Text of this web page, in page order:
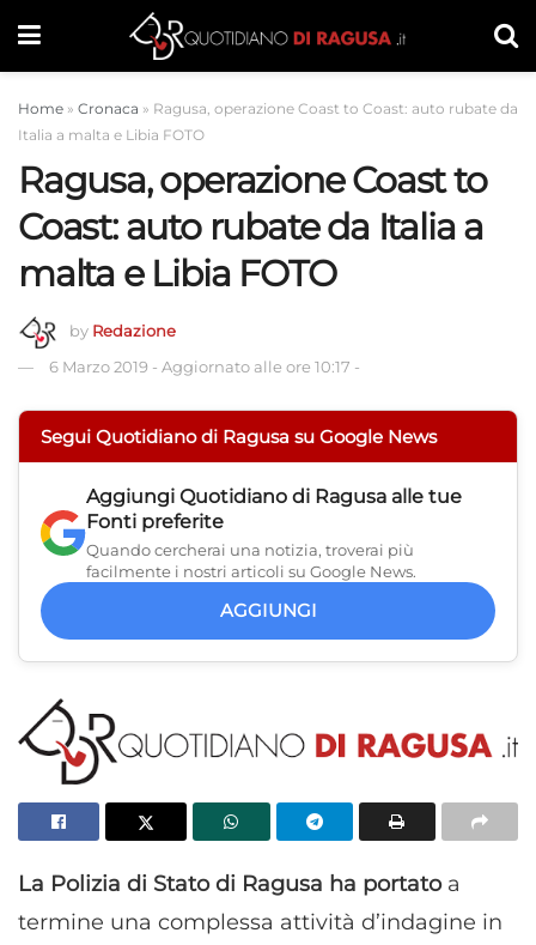
Home » Cronaca » Ragusa, operazione Coast to Coast: auto rubate da
Italia a malta e Libia FOTO
Ragusa, operazione Coast to
Coast: auto rubate da Italia a
malta e Libia FOTO
by Redazione
6 Marzo 2019 - Aggiornato alle ore 10:17 -
Segui Quotidiano di Ragusa su Google News
Aggiungi Quotidiano di Ragusa alle tue
Fonti preferite
Quando cercherai una notizia, troverai più
facilmente i nostri articoli su Google News.
AGGIUNGI
La Polizia di Stato di Ragusa ha portatoa
termine una complessa attività d’indagine in